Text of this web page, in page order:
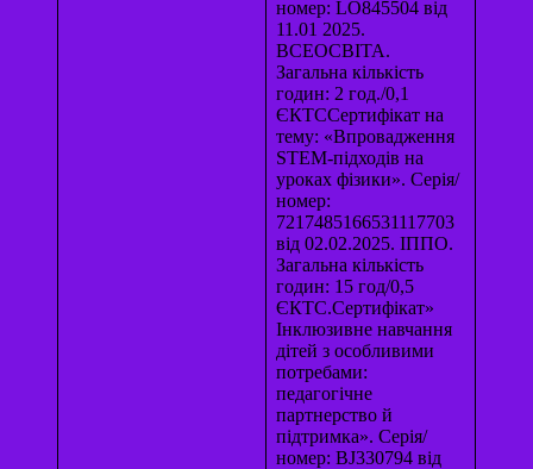
номер: LO845504 від
11.01 2025.
ВСЕОСВІТА.
Загальна кількість
годин: 2 год./0,1
ЄКТССертифікат на
тему: «Впровадження
STEM-підходів на
уроках фізики». Серія/
номер:
7217485166531117703
від 02.02.2025. ІППО.
Загальна кількість
годин: 15 год/0,5
ЄКТС.Сертифікат»
Інклюзивне навчання
дітей з особливими
потребами:
педагогічне
партнерство й
підтримка». Серія/
номер: BJ330794 від